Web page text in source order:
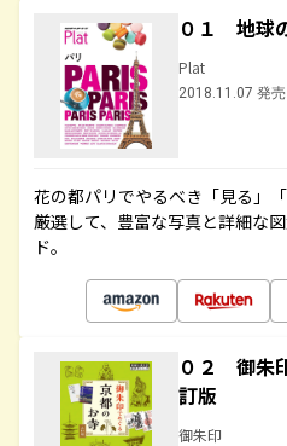
０１ 地球
Plat
2018.11.07 発売
花の都パリでやるべき「見る」
厳選して、豊富な写真と詳細な
ド。
０２ 御朱
訂版
御朱印